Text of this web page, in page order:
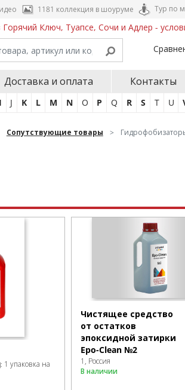
1181 коллекция в шоуруме Тур по
Ключ, Туапсе, Сочи и Адлер -
Доставка и оплата Контакты
I J K L M N O P Q R S T U
Сопутствующие товары
1 упаковка на
Чистящее средство
от остатков
эпоксидной затирки
Epo-Clean №2
1, Россия
В наличии